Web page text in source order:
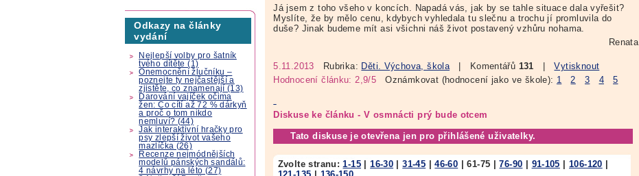
Odkazy na články
vydání
Nejlepší volby pro šatník
tvého dítěte (1)
Onemocnění žlučníku –
poznejte ty nejčastější a
zjistěte, co znamenají (13)
Darování vajíček očima
žen: Co cítí až 72 % dárkyň
a proč o tom nikdo
nemluví? (44)
Jak interaktivní hračky pro
psy zlepší život vašeho
mazlíčka (26)
Recenze nejmódnějších
modelů pánských sandálů:
4 návrhy na léto (27)
Já jsem z toho všeho v koncích. Napadá vás, jak by se tahle situace dala vyřešit?
Myslíte, že by mělo cenu, kdybych vyhledala tu slečnu a trochu jí promluvila do
duše? Jinak budeme mít asi všichni náš život postavený vzhůru nohama.
Renata
5.11.2013 Rubrika: Děti. Výchova, škola | Komentářů 131 |Vytisknout
Hodnocení článku: 2,9/5 Oznámkovat (hodnocení jako ve škole): 1 2 3 4 5
Diskuse ke článku - V osmnácti prý bude otcem
Tato diskuse je otevřena jen pro přihlášené uživatelky.
Zvolte stranu:1-15 |16-30 |31-45 |46-60 |61-75 |76-90 | 91-105 |106-120 |